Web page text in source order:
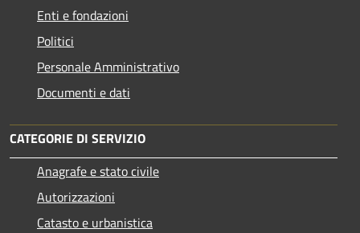
Enti e fondazioni
Politici
Personale Amministrativo
Documenti e dati
CATEGORIE DI SERVIZIO
Anagrafe e stato civile
Autorizzazioni
Catasto e urbanistica